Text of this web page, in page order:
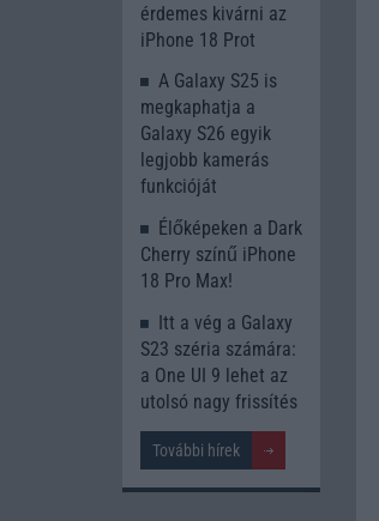
érdemes kivárni az
iPhone 18 Prot
A Galaxy S25 is
megkaphatja a
Galaxy S26 egyik
legjobb kamerás
funkcióját
Élőképeken a Dark
Cherry színű iPhone
18 Pro Max!
Itt a vég a Galaxy
S23 széria számára:
a One UI 9 lehet az
utolsó nagy frissítés
További hírek